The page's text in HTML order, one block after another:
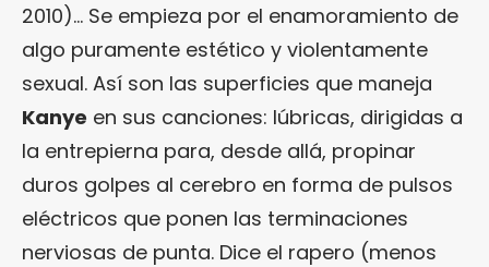
2010)… Se empieza por el enamoramiento de
algo puramente estético y violentamente
sexual. Así son las superficies que maneja
Kanye en sus canciones: lúbricas, dirigidas a
la entrepierna para, desde allá, propinar
duros golpes al cerebro en forma de pulsos
eléctricos que ponen las terminaciones
nerviosas de punta. Dice el rapero (menos